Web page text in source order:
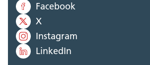
Facebook
X
Instagram
LinkedIn